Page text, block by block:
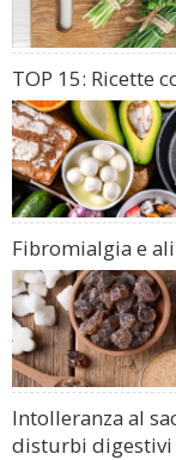
TOP 15: Ricette
Fibromialgia e
Intolleranza al
disturbi digestivi